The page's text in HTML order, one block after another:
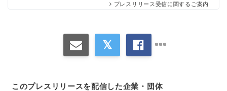
プレスリリース受信に関するご案内
このプレスリリースを配信した企業・団体